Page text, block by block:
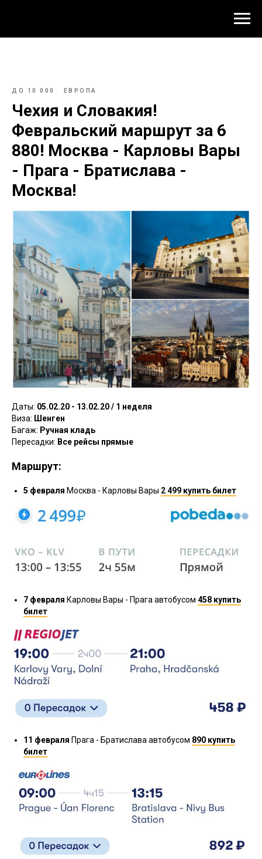
ДО 10 000 ЕВРОПА
Чехия и Словакия!
Февральский маршрут за 6
880! Москва - Карловы Вары
- Прага - Братислава -
Москва!
Даты: 05.02.20 - 13.02.20 / 1 неделя
Виза: Шенген
Багаж: Ручная кладь
Пересадки: Все рейсы прямые
Маршрут:
5 февраля Москва - Карловы Вары 2 499 купить билет
7 февраля Карловы Вары - Прага автобусом 458 купить
билет
11 февраля Прага - Братислава автобусом 890 купить
билет